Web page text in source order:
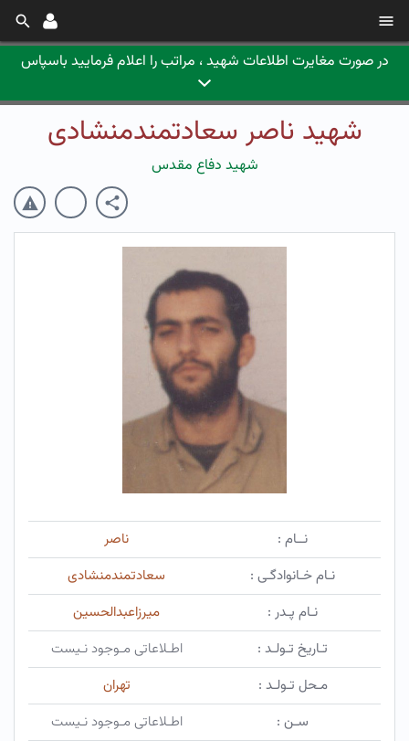
در صورت مغایرت اطلاعات شهید ، مراتب را اعلام فرمایید باسپاس
شهید ناصر سعادتمندمنشادی
شهید دفاع مقدس
نــام :
ناصر
نـام خـانوادگـی :
سعادتمندمنشادی
نـام پـدر :
میرزاعبدالحسین
تـاریخ تـولـد :
اطـلاعاتی مـوجود نـیست
مـحل تـولـد :
تهران
سـن :
اطـلاعاتی مـوجود نـیست